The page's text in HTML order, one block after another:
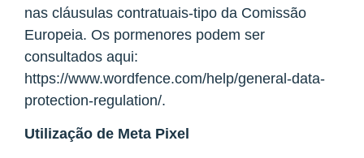
nas cláusulas contratuais-tipo da Comissão
Europeia. Os pormenores podem ser
consultados aqui:
https://www.wordfence.com/help/general-data-
protection-regulation/.
Utilização de Meta Pixel